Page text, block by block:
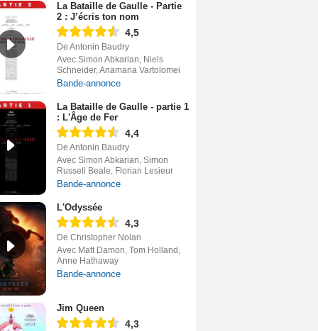
La Bataille de Gaulle - Partie
2 : J’écris ton nom
4,5
De Antonin Baudry
Avec Simon Abkarian, Niels
Schneider, Anamaria Vartolomei
Bande-annonce
La Bataille de Gaulle - partie 1
: L'Âge de Fer
4,4
De Antonin Baudry
Avec Simon Abkarian, Simon
Russell Beale, Florian Lesieur
Bande-annonce
L'Odyssée
4,3
De Christopher Nolan
Avec Matt Damon, Tom Holland,
Anne Hathaway
Bande-annonce
Jim Queen
4,3